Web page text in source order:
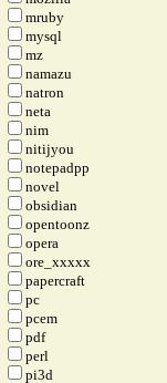
mruby
mysql
mz
namazu
natron
neta
nim
nitijyou
notepadpp
novel
obsidian
opentoonz
opera
ore_xxxxx
papercraft
pc
pcem
pdf
perl
pi3d